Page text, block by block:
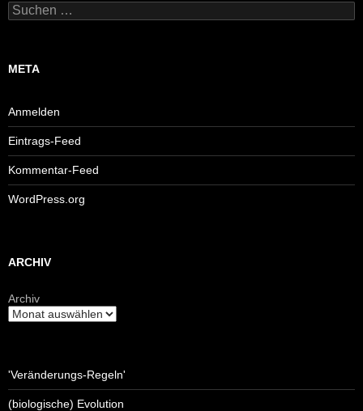
Suchen
nach:
META
Anmelden
Eintrags-Feed
Kommentar-Feed
WordPress.org
ARCHIV
Archiv
'Veränderungs-Regeln'
(biologische) Evolution